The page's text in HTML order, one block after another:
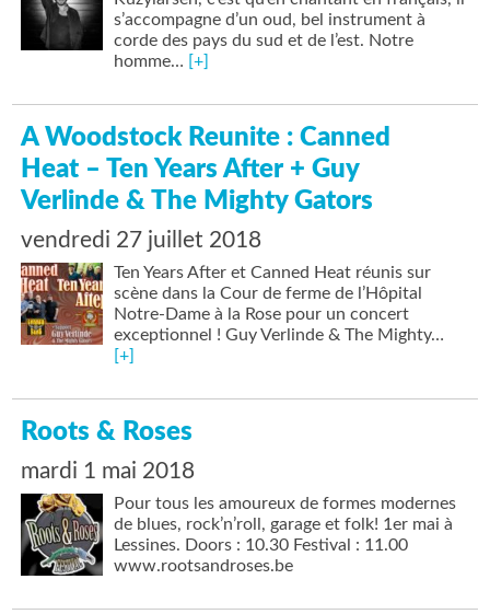
s’accompagne d’un oud, bel instrument à
corde des pays du sud et de l’est. Notre
homme… [+]
A Woodstock Reunite : Canned
Heat – Ten Years After + Guy
Verlinde & The Mighty Gators
vendredi 27 juillet 2018
Ten Years After et Canned Heat réunis sur
scène dans la Cour de ferme de l’Hôpital
Notre-Dame à la Rose pour un concert
exceptionnel ! Guy Verlinde & The Mighty…
[+]
Roots & Roses
mardi 1 mai 2018
Pour tous les amoureux de formes modernes
de blues, rock’n’roll, garage et folk! 1er mai à
Lessines. Doors : 10.30 Festival : 11.00
www.rootsandroses.be